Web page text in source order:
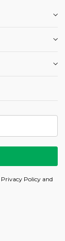
Privacy Policy and